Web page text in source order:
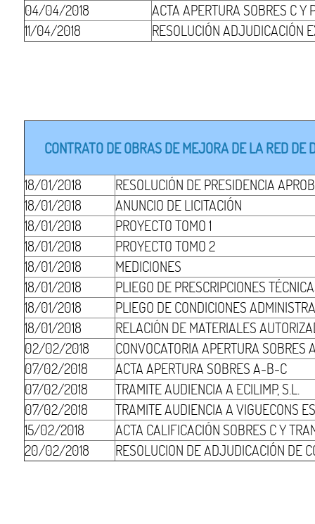
04/04/2018
ACTA APERTURA SOBRES C Y
11/04/2018
RESOLUCIÓN ADJUDICACIÓN
CONTRATO DE OBRAS DE MEJORA DE LA RED
18/01/2018
RESOLUCIÓN DE PRESIDENCIA
18/01/2018
ANUNCIO DE LICITACIÓN
18/01/2018
PROYECTO TOMO 1
18/01/2018
PROYECTO TOMO 2
18/01/2018
MEDICIONES
18/01/2018
PLIEGO DE PRESCRIPCIONES
18/01/2018
PLIEGO DE CONDICIONES
18/01/2018
RELACIÓN DE MATERIALES
02/02/2018
CONVOCATORIA APERTURA SOBRES
07/02/2018
ACTA APERTURA SOBRES A-B-C
07/02/2018
TRAMITE AUDIENCIA A ECILIMP, S.L.
07/02/2018
TRAMITE AUDIENCIA A VIGUECONS
15/02/2018
ACTA CALIFICACIÓN SOBRES C Y
20/02/2018
RESOLUCION DE ADJUDICACIÓN DE